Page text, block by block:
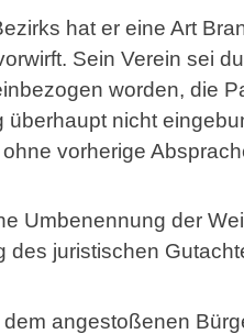
hat er eine Art
Sein Verein sei
worden, die
nicht
vorherige
Umbenennung der
des juristischen
angestoßenen